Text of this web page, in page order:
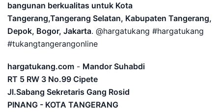
bangunan berkualitas untuk Kota
Tangerang,Tangerang Selatan, Kabupaten Tangerang,
Depok, Bogor, Jakarta. @hargatukang #hargatukang
#tukangtangerangonline
hargatukang.com - Mandor Suhabdi
RT 5 RW 3 No.99 Cipete
Jl.Sabang Sekretaris Gang Rosid
PINANG - KOTA TANGERANG